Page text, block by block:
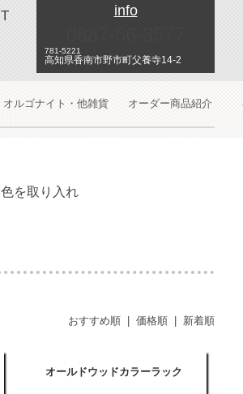
info
781-5221
高知県香南市野市町父養寺14-2
オルゴナイト・他雑貨 オーダー商品紹介
を取り入れ
おすすめ順 価格順 新着順
オールドウッドカラーラック